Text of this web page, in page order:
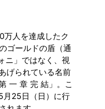
万人を達成したク
ゴールドの盾（通
ニ」ではなく、視
げられている名前
一 章 完 結」。こ
月25日（日）に行